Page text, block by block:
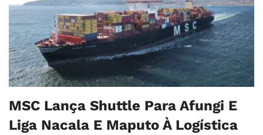
MSC Lança Shuttle Para Afungi E
Liga Nacala E Maputo À Logística